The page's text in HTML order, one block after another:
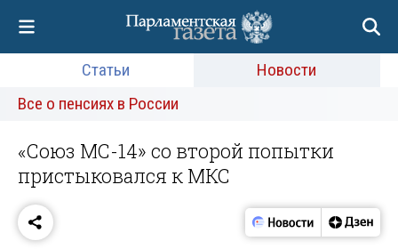
Статьи
Новости
Все о пенсиях в России
«Союз МС-14» со второй попытки
пристыковался к МКС